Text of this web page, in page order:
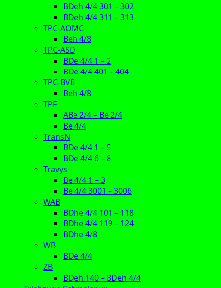
BDeh 4/4 301 – 302
BDeh 4/4 311 – 313
TPC-AOMC
Beh 4/8
TPC-ASD
BDe 4/4 1 – 2
BDe 4/4 401 – 404
TPC-BVB
Beh 4/8
TPF
ABe 2/4 – Be 2/4
Be 4/4
TransN
BDe 4/4 1 – 5
BDe 4/4 6 – 8
Travys
Be 4/4 1 – 3
Be 4/4 3001 – 3006
WAB
BDhe 4/4 101 – 118
BDhe 4/4 119 – 124
BDhe 4/8
WB
BDe 4/4
ZB
BDeh 140 – BDeh 4/4